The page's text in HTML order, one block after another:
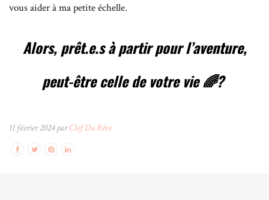
vous aider à ma petite échelle.
Alors, prêt.e.s à partir pour l’aventure,
peut-être celle de votre vie 🌈?
11 février 2024 parClef Du Rêve